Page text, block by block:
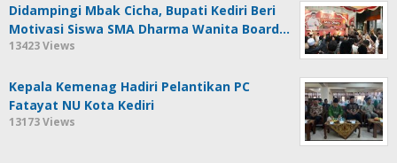
Didampingi Mbak Cicha, Bupati Kediri Beri
Motivasi Siswa SMA Dharma Wanita Board…
13423 Views
Kepala Kemenag Hadiri Pelantikan PC
Fatayat NU Kota Kediri
13173 Views